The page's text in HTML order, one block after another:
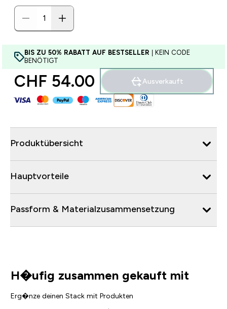
BIS ZU 50% RABATT AUF BESTSELLER | KEIN CODE
BENÖTIGT
CHF 54.00‎ Ausverkauft
Produktübersicht
Hauptvorteile
Passform & Materialzusammensetzung
H�ufig zusammen gekauft mit
Erg�nze deinen Stack mit Produkten